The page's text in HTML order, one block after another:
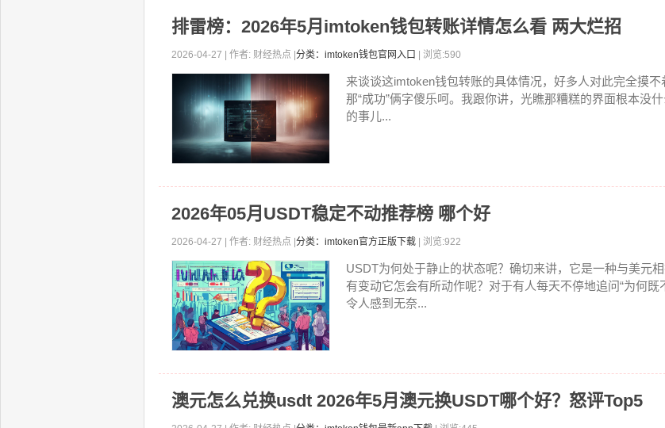
排雷榜：2026年5月imtoken钱包转账详情怎么看 两大烂招
2026-04-27 | 作者: 财经热点 | 分类：imtoken钱包官网入口 | 浏览:590
来谈谈这imtoken钱包转账的具体情况，好多人对此完全摸
那“成功”俩字傻乐呵。我跟你讲，光瞧那糟糕的界面根本没
的事儿...
2026年05月USDT稳定不动推荐榜 哪个好
2026-04-27 | 作者: 财经热点 | 分类：imtoken官方正版下载 | 浏览:922
USDT为何处于静止的状态呢？确切来讲，它是一种与美元
有变动它怎会有所动作呢？对于有人每天不停地追问“为何既
令人感到无奈...
澳元怎么兑换usdt 2026年5月澳元换USDT哪个好？怒评Top5